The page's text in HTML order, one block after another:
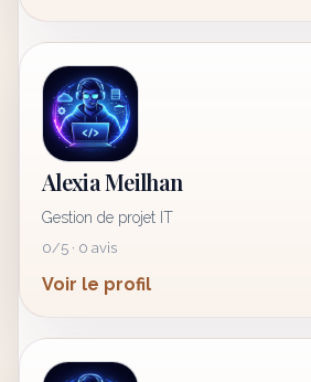
Alexia Meilhan
Gestion de projet IT
0/5 · 0 avis
Voir le profil